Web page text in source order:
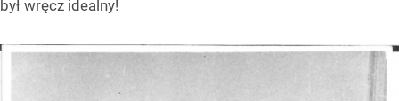
był wręcz idealny!